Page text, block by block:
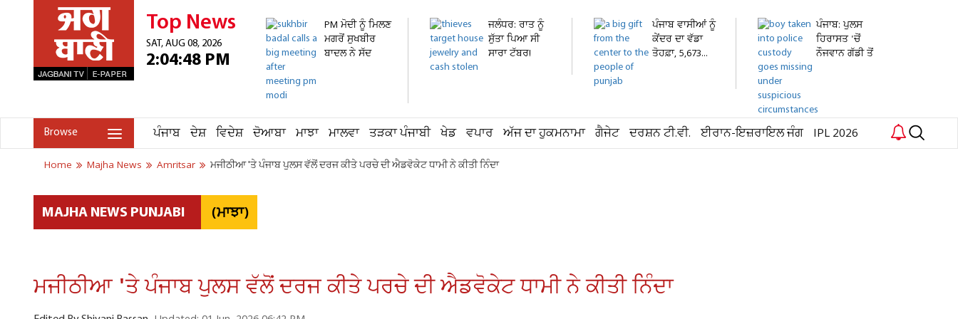
Top News
SAT, AUG 08, 2026
2:04:48 PM
PM ਮੋਦੀ ਨੂੰ ਮਿਲਣ
ਮਗਰੋਂ ਸੁਖਬੀਰ
ਬਾਦਲ ਨੇ ਸੱਦ
ਜਲੰਧਰ: ਰਾਤ ਨੂੰ
ਸੁੱਤਾ ਪਿਆ ਸੀ
ਸਾਰਾ ਟੱਬਰ!
ਪੰਜਾਬ ਵਾਸੀਆਂ ਨੂੰ
ਕੇਂਦਰ ਦਾ ਵੱਡਾ
ਤੋਹਫ਼ਾ, 5,673...
ਪੰਜਾਬ: ਪੁਲਸ
ਹਿਰਾਸਤ 'ਚੋਂ
ਨੌਜਵਾਨ ਗੱਡੀ ਤੋਂ
Browse ਪੰਜਾਬ ਦੇਸ਼ ਵਿਦੇਸ਼ ਦੋਆਬਾ ਮਾਝਾ ਮਾਲਵਾ ਤੜਕਾ ਪੰਜਾਬੀ ਖੇਡ ਵਪਾਰ ਅੱਜ ਦਾ ਹੁਕਮਨਾਮਾ ਗੈਜੇਟ ਦਰਸ਼ਨ ਟੀ.ਵੀ. ਈਰਾਨ-ਇਜ਼ਰਾਇਲ ਜੰਗ IPL 2026
Home Majha News Amritsar ਮਜੀਠੀਆ 'ਤੇ ਪੰਜਾਬ ਪੁਲਸ ਵੱਲੋਂ ਦਰਜ ਕੀਤੇ ਪਰਚੇ ਦੀ ਐਡਵੋਕੇਟ ਧਾਮੀ ਨੇ ਕੀਤੀ ਨਿੰਦਾ
MAJHA NEWS PUNJABI (ਮਾਝਾ)
ਮਜੀਠੀਆ 'ਤੇ ਪੰਜਾਬ ਪੁਲਸ ਵੱਲੋਂ ਦਰਜ ਕੀਤੇ ਪਰਚੇ ਦੀ ਐਡਵੋਕੇਟ ਧਾਮੀ ਨੇ ਕੀਤੀ ਨਿੰਦਾ